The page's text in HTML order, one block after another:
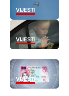
VIJESTI
VIJESTI
VIJESTI